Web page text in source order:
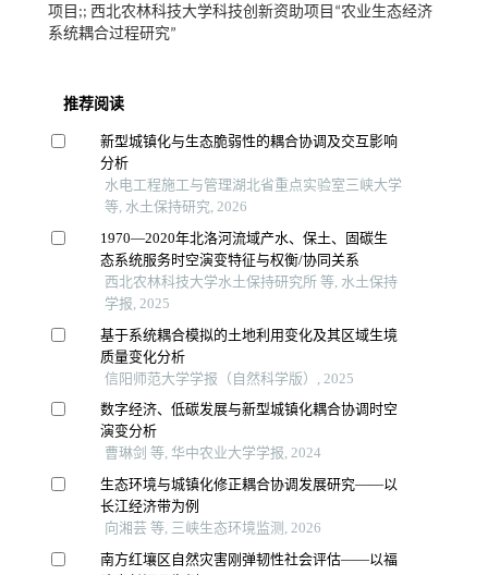
项目;; 西北农林科技大学科技创新资助项目“农业生态经济
系统耦合过程研究”